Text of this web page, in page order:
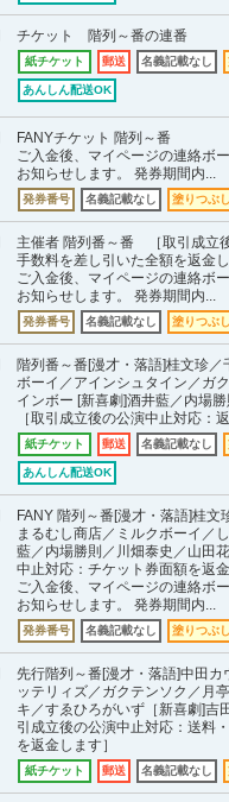
チケット 階列～番の連番
紙チケット 郵送 名義記載なし
あんしん配送OK
FANYチケット 階列～番
ご入金後、マイページの連絡ボ
お知らせします。 発券期間内...
発券番号 名義記載なし 塗りつぶ
主催者 階列番～番 ［取引成立
手数料を差し引いた全額を返金し
ご入金後、マイページの連絡ボ
お知らせします。 発券期間内...
発券番号 名義記載なし 塗りつぶ
階列番～番[漫才・落語]桂文珍
ボーイ／アインシュタイン／ガ
インボー [新喜劇]酒井藍／内場
［取引成立後の公演中止対応：
紙チケット 郵送 名義記載なし
あんしん配送OK
FANY 階列～番[漫才・落語]桂文
まるむし商店／ミルクボーイ／
藍／内場勝則／川畑泰史／山田
中止対応：チケット券面額を返金
ご入金後、マイページの連絡ボ
お知らせします。 発券期間内...
発券番号 名義記載なし 塗りつぶ
先行階列～番[漫才・落語]中田
ッテリィズ／ガクテンソク／月
キ／すゑひろがいず［新喜劇]
引成立後の公演中止対応：送料
を返金します］
紙チケット 郵送 名義記載なし